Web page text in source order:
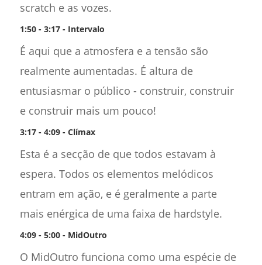
scratch e as vozes.
1:50 - 3:17 - Intervalo
É aqui que a atmosfera e a tensão são
realmente aumentadas. É altura de
entusiasmar o público - construir, construir
e construir mais um pouco!
3:17 - 4:09 - Clímax
Esta é a secção de que todos estavam à
espera. Todos os elementos melódicos
entram em ação, e é geralmente a parte
mais enérgica de uma faixa de hardstyle.
4:09 - 5:00 - MidOutro
O MidOutro funciona como uma espécie de